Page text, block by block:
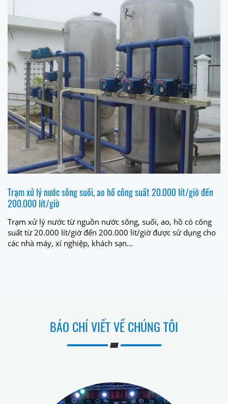
Trạm xử lý nước sông suối, ao hồ công suất 20.000 lít/giờ đến
200.000 lít/giờ
Trạm xử lý nước từ nguồn nước sông, suối, ao, hồ có công
suất từ 20.000 lít/giờ đến 200.000 lít/giờ được sử dụng cho
các nhà máy, xí nghiệp, khách sạn...
BÁO CHÍ VIẾT VỀ CHÚNG TÔI